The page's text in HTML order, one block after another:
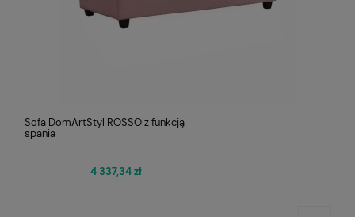
Sofa DomArtStyl ROSSO z funkcją
spania
4 337,34 zł